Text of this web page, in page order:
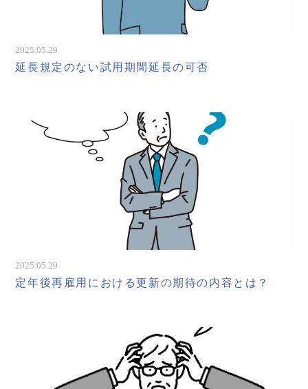
2025.05.29
延長規定のない試用期間延長の可否
2025.05.29
定年後再雇用における更新の期待の内容とは？